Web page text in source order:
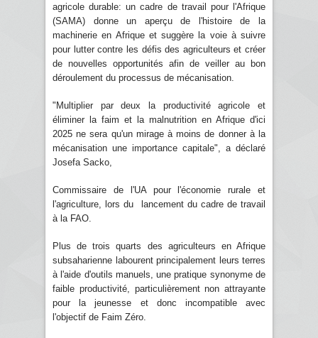
agricole durable: un cadre de travail pour l'Afrique
(SAMA) donne un aperçu de l'histoire de la
machinerie en Afrique et suggère la voie à suivre
pour lutter contre les défis des agriculteurs et créer
de nouvelles opportunités afin de veiller au bon
déroulement du processus de mécanisation.
"Multiplier par deux la productivité agricole et
éliminer la faim et la malnutrition en Afrique d'ici
2025 ne sera qu'un mirage à moins de donner à la
mécanisation une importance capitale", a déclaré
Josefa Sacko,
Commissaire de l'UA pour l'économie rurale et
l'agriculture, lors du lancement du cadre de travail
à la FAO.
Plus de trois quarts des agriculteurs en Afrique
subsaharienne labourent principalement leurs terres
à l'aide d'outils manuels, une pratique synonyme de
faible productivité, particulièrement non attrayante
pour la jeunesse et donc incompatible avec
l'objectif de Faim Zéro.